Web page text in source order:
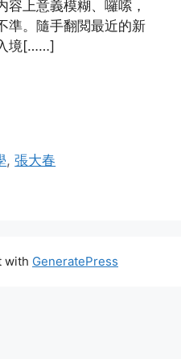
上意義模糊、囉嗦，
準。隨手翻閲最近的新
境[……]
,張大春
with GeneratePress